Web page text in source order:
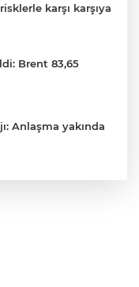
karşı karşıya
Brent 83,65
Anlaşma yakında